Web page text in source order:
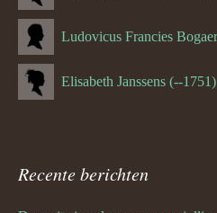
Elisabeth Janssens (--1751)
Recente berichten